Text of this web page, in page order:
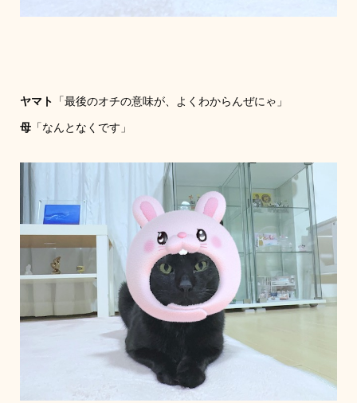
ヤマト 「最後のオチの意味が、よくわからんぜにゃ」
母「なんとなくです」